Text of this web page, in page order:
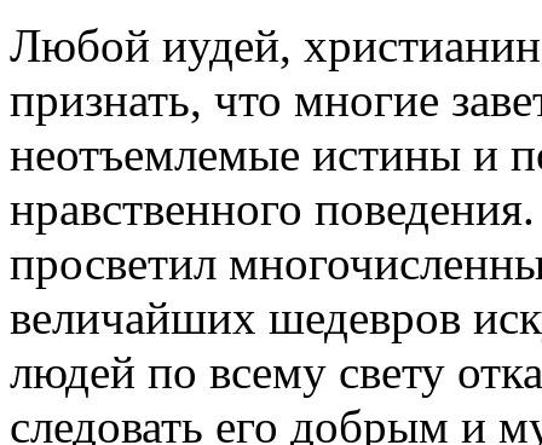
Любой иудей,
признать, что многие
неотъемлемые истины и
нравственного
просветил
величайших шедевров
людей по всему свету
следовать его добрым и